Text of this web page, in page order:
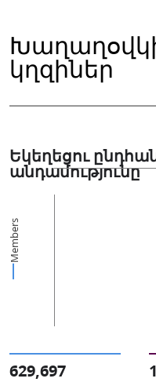
կղզիներ
Եկեղեցու
անդամությունը
Members
629,697